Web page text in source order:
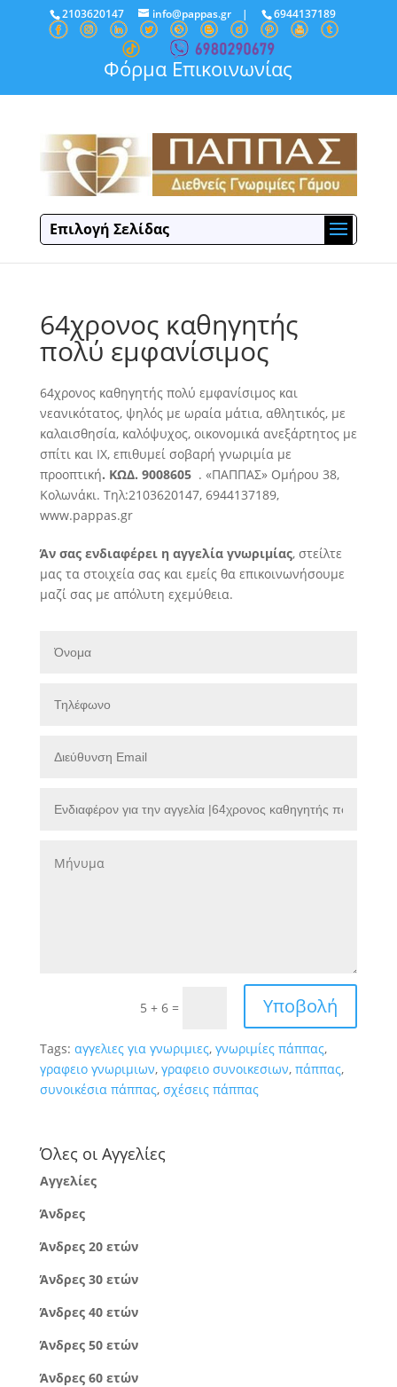
2103620147 info@pappas.gr| 6944137189
Φόρμα Επικοινωνίας
Επιλογή Σελίδας
64χρονος καθηγητής
πολύ εμφανίσιμος
64χρονος καθηγητής πολύ εμφανίσιμος και
νεανικότατος, ψηλός με ωραία μάτια, αθλητικός, με
καλαισθησία, καλόψυχος, οικονομικά ανεξάρτητος με
σπίτι και ΙΧ, επιθυμείσοβαρή γνωριμία με
προοπτική. ΚΩΔ. 9008605 . «ΠΑΠΠΑΣ» Ομήρου 38,
Κολωνάκι. Τηλ:2103620147, 6944137189,
www.pappas.gr
Άν σας ενδιαφέρει η αγγελία γνωριμίας, στείλτε
μας τα στοιχεία σας και εμείς θα επικοινωνήσουμε
μαζί σας με απόλυτη εχεμύθεια.
5 + 6 = Υποβολή
Tags: αγγελιες για γνωριμιες, γνωριμίες πάππας,
γραφειο γνωριμιων, γραφειο συνοικεσιων, πάππας,
συνοικέσια πάππας, σχέσεις πάππας
Όλες οι Αγγελίες
Αγγελίες
Άνδρες
Άνδρες 20 ετών
Άνδρες 30 ετών
Άνδρες 40 ετών
Άνδρες 50 ετών
Άνδρες 60 ετών